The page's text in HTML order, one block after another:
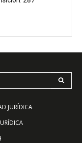
JURÍDICA